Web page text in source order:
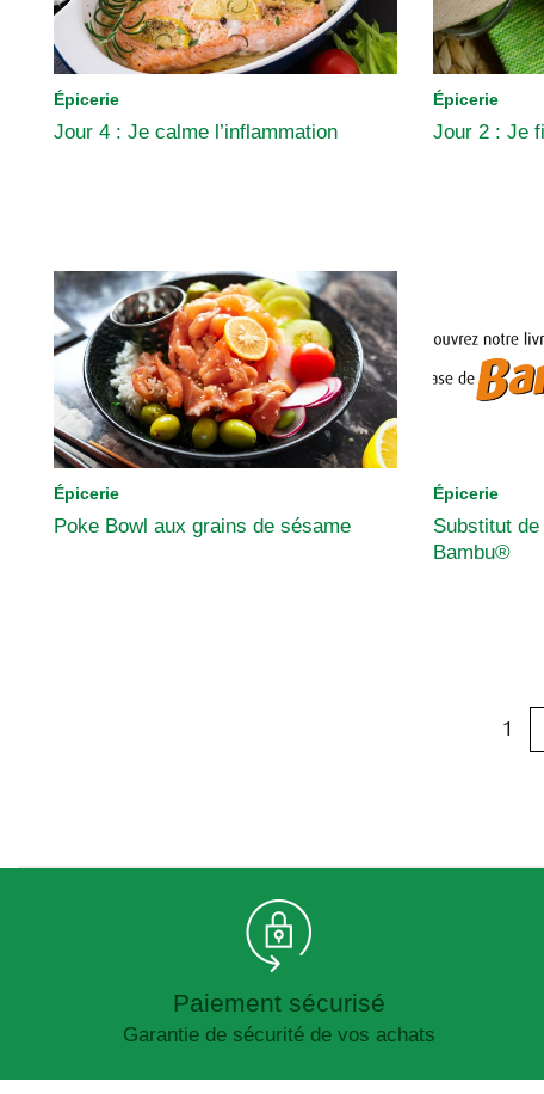
Épicerie
Jour 4 : Je calme l’inflammation
Épicerie
Jour 2 : Je
Épicerie
Poke Bowl aux grains de sésame
Épicerie
Substitut
Bambu®
1
Paiement sécurisé
Garantie de sécurité de vos achats